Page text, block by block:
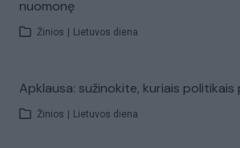
nuomonę
Žinios Lietuvos diena
Apklausa: sužinokite, kuriais politikais
Žinios Lietuvos diena